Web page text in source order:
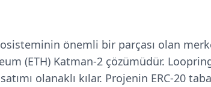
önemli bir parçası olan
(ETH) Katman-2 çözümüdür.
olanaklı kılar. Projenin ERC-20